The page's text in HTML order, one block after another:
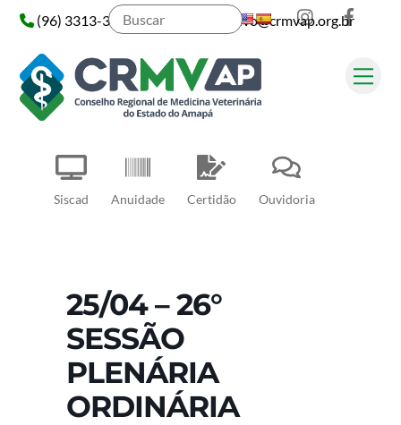
Skip
content
Siscad Anuidade Certidão Ouvidoria
Instagram
(96) 3313-3313
administrativo@crmvap.org.br
Pesquisar
25/04 – 26°
SESSÃO
PLENÁRIA
ORDINÁRIA